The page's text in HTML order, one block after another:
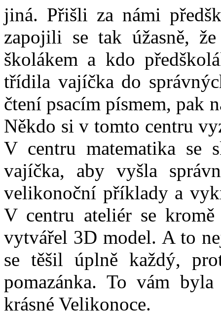
jiná. Přišli za námi
zapojili se tak úžasně,
školákem a kdo
třídila vajíčka do
čtení psacím písmem, pak
Někdo si v tomto centru
V centru matematika se
vajíčka, aby vyšla
velikonoční příklady a
V centru ateliér se
vytvářel 3D model. A to
se těšil úplně každý,
pomazánka. To vám
krásné Velikonoce.